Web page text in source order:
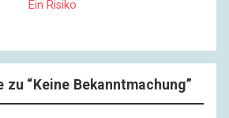
Ein Risiko
zu “ Keine Bekanntmachung”